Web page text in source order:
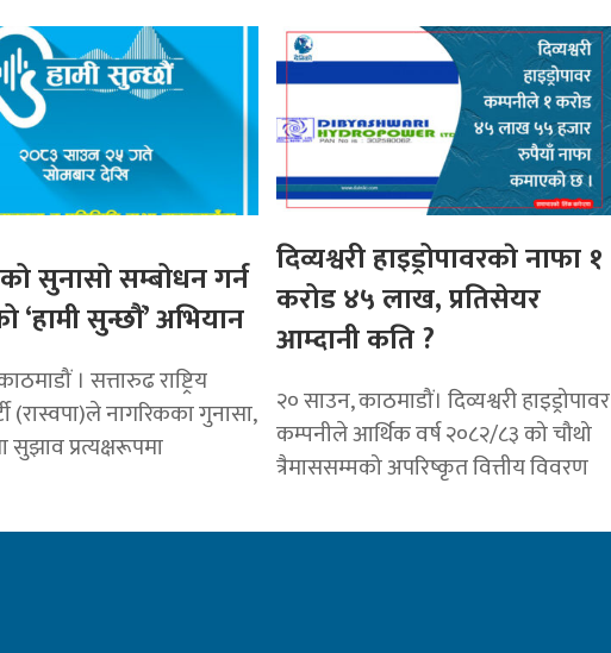
सुनासो सम्बोधन गर्न
‘हामी सुन्छौं’ अभियान
। सत्तारुढ राष्ट्रिय
(रास्वपा)ले नागरिकका गुनासा,
सुझाव प्रत्यक्षरूपमा
दिव्यश्वरी हाइड्रोपावरकाे नाफा १
करोड ४५ लाख, प्रतिसेयर
आम्दानी कति ?
२० साउन, काठमाडौं। दिव्यश्वरी हाइड्रोपावर
कम्पनीले आर्थिक वर्ष २०८२/८३ को चौथो
त्रैमाससम्मको अपरिष्कृत वित्तीय विवरण